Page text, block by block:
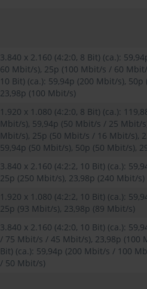
3.840 x 2.160 (4:2:0, 8 Bit) (ca.):
60 Mbit/s), 25p (100 Mbit/s / 60
10 Bit) (ca.): 59,94p (200 Mbit/s),
23,98p (100 Mbit/s)
1.920 x 1.080 (4:2:0, 8 Bit) (ca.):
Mbit/s), 59,94p (50 Mbit/s / 25 Mbit/
Mbit/s), 25p (50 Mbit/s / 16 Mbit/s),
59,94p (50 Mbit/s), 50p (50 Mbit/s),
3.840 x 2.160 (4:2:2, 10 Bit) (ca.):
25p (250 Mbit/s), 23,98p (240 Mbit/s)
1.920 x 1.080 (4:2:2, 10 Bit) (ca.):
25p (93 Mbit/s), 23,98p (89 Mbit/s)
3.840 x 2.160 (4:2:0, 10 Bit) (ca.):
/ 75 Mbit/s / 45 Mbit/s), 23,98p (100
Bit) (ca.): 59,94p (200 Mbit/s / 100
/ 50 Mbit/s)